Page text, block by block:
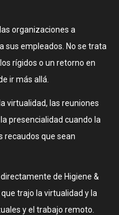
organizaciones a
sus empleados. No se trata
rígidos o un retorno en
ir más allá.
virtualidad, las reuniones
presencialidad cuando la
recaudos que sean
de Higiene &
trajo la virtualidad y la
y el trabajo remoto.